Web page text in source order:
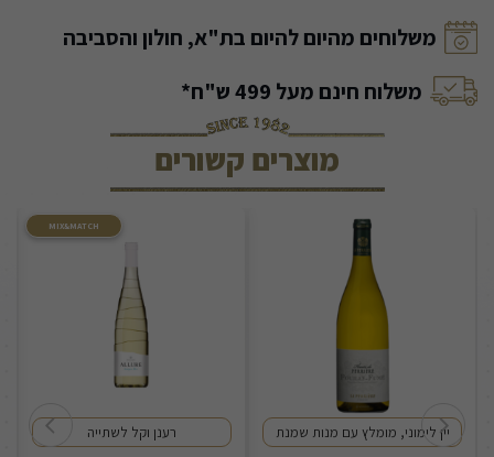
משלוחים מהיום להיום בת"א, חולון והסביבה
משלוח חינם מעל 499 ש"ח*
מוצרים קשורים
יין לימוני, מומלץ עם מנות שמנת
MIX&MATCH
רענן וקל לשתייה